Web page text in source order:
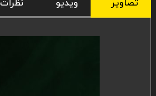
تصاویر ویدیو نظرات